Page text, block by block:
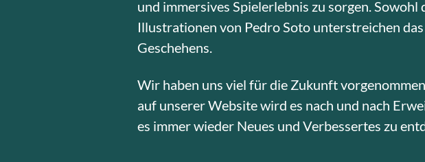
und immersives Spielerlebnis zu sorgen.
Illustrationen von Pedro Soto unterstreichen
Geschehens.
Wir haben uns viel für die Zukunft
auf unserer Website wird es nach und nach
es immer wieder Neues und Verbessertes zu